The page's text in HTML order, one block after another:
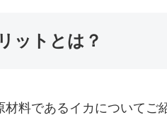
ットとは？
料であるイカについてご